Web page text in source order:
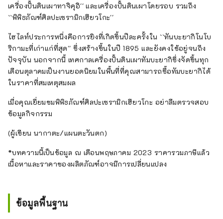
เครื่องปั้นดินเผาทาจิคุอิ'' และเครื่องปั้นดินเผาโดยรอบ รวมถึง
``พิพิธภัณฑ์ศิลปะเซรามิกเฮียวโกะ''
ไฮไลท์ประการหนึ่งคือการยิงที่เกิดขึ้นปีละครั้งใน ``ทันบะยากิโนโบ
ริกามะที่เก่าแก่ที่สุด'' ซึ่งสร้างขึ้นในปี 1895 และยังคงใช้อยู่จนถึง
ปัจจุบัน นอกจากนี้ เทศกาลเครื่องปั้นดินเผาทัมบะยากิซึ่งจัดขึ้นทุก
เดือนตุลาคมเป็นงานยอดนิยมในพื้นที่ที่คุณสามารถซื้อทัมบะยากิได้
ในราคาที่สมเหตุสมผล
เมื่อคุณเยี่ยมชมพิพิธภัณฑ์ศิลปะเซรามิกเฮียวโกะ อย่าลืมตรวจสอบ
ข้อมูลกิจกรรม
(ผู้เขียน นากาตะ/แผนตะวันตก)
*บทความนี้เป็นข้อมูล ณ เดือนพฤษภาคม 2023 ราคารวมภาษีแล้ว
เนื้อหาและราคาของผลิตภัณฑ์อาจมีการเปลี่ยนแปลง
ข้อมูลพื้นฐาน